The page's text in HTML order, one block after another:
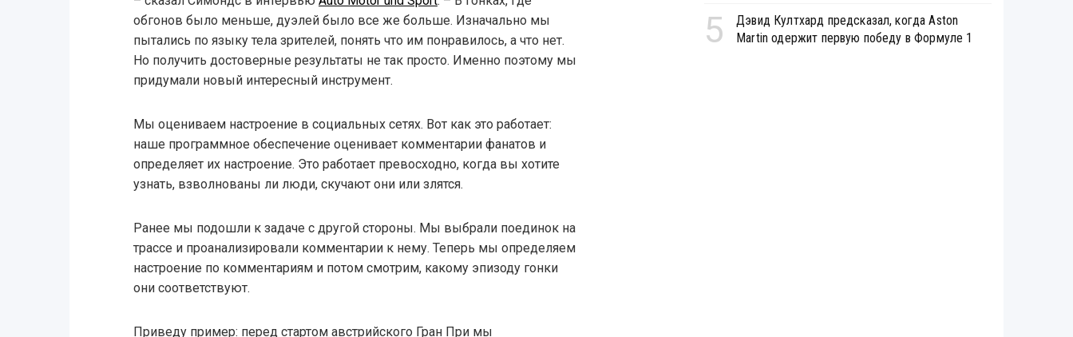
обгонов было меньше, дуэлей было все же больше. Изначально мы
пытались по языку тела зрителей, понять что им понравилось, а что нет.
Но получить достоверные результаты не так просто. Именно поэтому мы
придумали новый интересный инструмент.
Мы оцениваем настроение в социальных сетях. Вот как это работает:
наше программное обеспечение оценивает комментарии фанатов и
определяет их настроение. Это работает превосходно, когда вы хотите
узнать, взволнованы ли люди, скучают они или злятся.
Ранее мы подошли к задаче с другой стороны. Мы выбрали поединок на
трассе и проанализировали комментарии к нему. Теперь мы определяем
настроение по комментариям и потом смотрим, какому эпизоду гонки
они соответствуют.
Приведу пример: перед стартом австрийского Гран При мы
5
Дэвид Култхард предсказал, когда Aston
Martin одержит первую победу в Формуле 1